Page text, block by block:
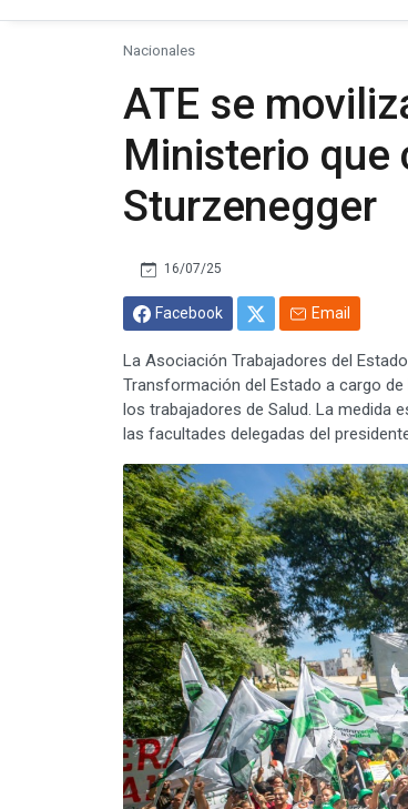
Nacionales
ATE se
Ministerio que
Sturzenegger
16/07/25
Facebook Email
La Asociación Trabajadores del
Transformación del Estado a cargo
los trabajadores de Salud. La medida
las facultades delegadas del